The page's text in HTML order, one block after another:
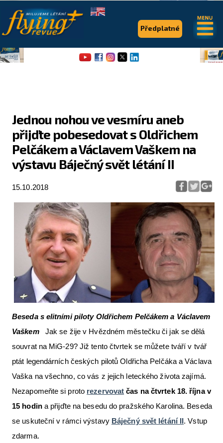
Jednou nohou ve vesmíru aneb
přijďte pobesedovat s Oldřichem
Pelčákem a Václavem Vaškem na
výstavu Báječný svět létání II
15.10.2018
Beseda s elitními piloty Oldřichem Pelčákem a Václavem
VaškemJak se žije v Hvězdném městečku či jak se dělá
souvrat na MiG-29? Již tento čtvrtek se můžete tváří v tvář
ptát legendárních českých pilotů Oldřicha Pelčáka a Václava
Vaška na všechno, co vás z jejich leteckého života zajímá.
Nezapomeňte si proto rezervovat čas na čtvrtek 18. října v
15 hodina přijďte na besedu do pražského Karolina. Beseda
se uskuteční v rámci výstavy Báječný svět létání II. Vstup
zdarma.
Předplatné
.
Flying Revue
Články
Série & speciály
Letecká videa
Aktuální FR + archiv
Letecká muzea
VFR Communication app
The SAFE Guide app
Nabídky práce v letectví
E-SHOP